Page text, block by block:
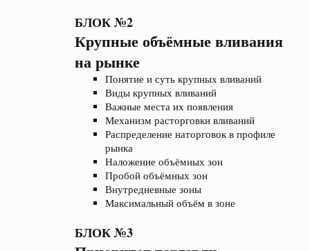
БЛОК №2
Крупные объёмные вливания
на рынке
Понятие и суть крупных вливаний
Виды крупных вливаний
Важные места их появления
Механизм расторговки вливаний
Распределение наторговок в профиле
рынка
Наложение объёмных зон
Пробой объёмных зон
Внутредневные зоны
Максимальный объём в зоне
БЛОК №3